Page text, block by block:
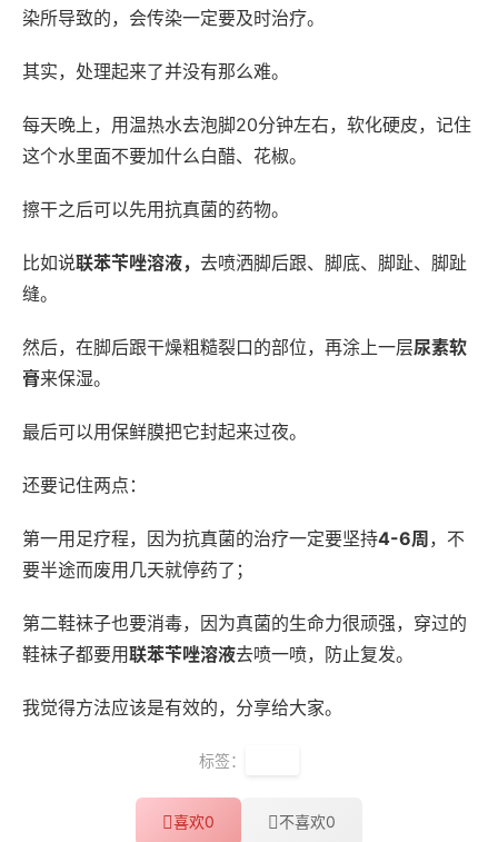
染所导致的，会传染一定要及时治疗。
其实，处理起来了并没有那么难。
每天晚上，用温热水去泡脚20分钟左右，软化硬皮，记住
这个水里面不要加什么白醋、花椒。
擦干之后可以先用抗真菌的药物。
比如说联苯苄唑溶液， 去喷洒脚后跟、脚底、脚趾、脚趾
缝。
然后，在脚后跟干燥粗糙裂口的部位，再涂上一层尿素软
膏来保湿。
最后可以用保鲜膜把它封起来过夜。
还要记住两点：
第一用足疗程，因为抗真菌的治疗一定要坚持4-6周 ，不
要半途而废用几天就停药了；
第二鞋袜子也要消毒，因为真菌的生命力很顽强，穿过的
鞋袜子都要用联苯苄唑溶液去喷一喷，防止复发。
我觉得方法应该是有效的，分享给大家。
标签：
喜欢0 不喜欢0